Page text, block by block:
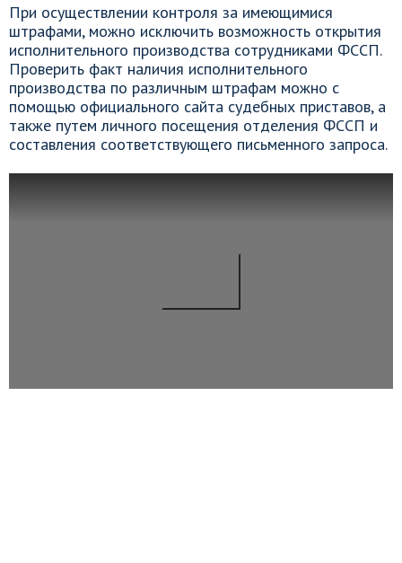
При осуществлении контроля за имеющимися
штрафами, можно исключить возможность открытия
исполнительного производства сотрудниками ФССП.
Проверить факт наличия исполнительного
производства по различным штрафам можно с
помощью официального сайта судебных приставов, а
также путем личного посещения отделения ФССП и
составления соответствующего письменного запроса.